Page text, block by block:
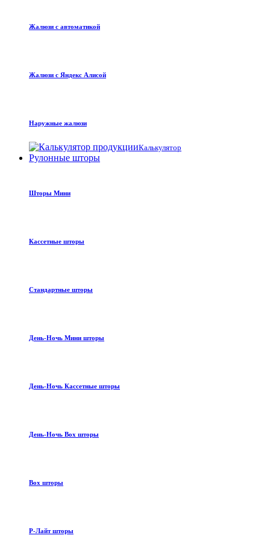
Жалюзи с автоматикой
Жалюзи с Яндекс Алисой
Наружные жалюзи
Калькулятор
Рулонные шторы
Шторы Мини
Кассетные шторы
Стандартные шторы
День-Ночь Мини шторы
День-Ночь Кассетные шторы
День-Ночь Box шторы
Box шторы
Р-Лайт шторы